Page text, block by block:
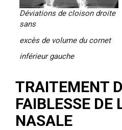
Déviations de cloison droite
sans
excès de volume du cornet
inférieur gauche
TRAITEMENT
FAIBLESSE DE
NASALE